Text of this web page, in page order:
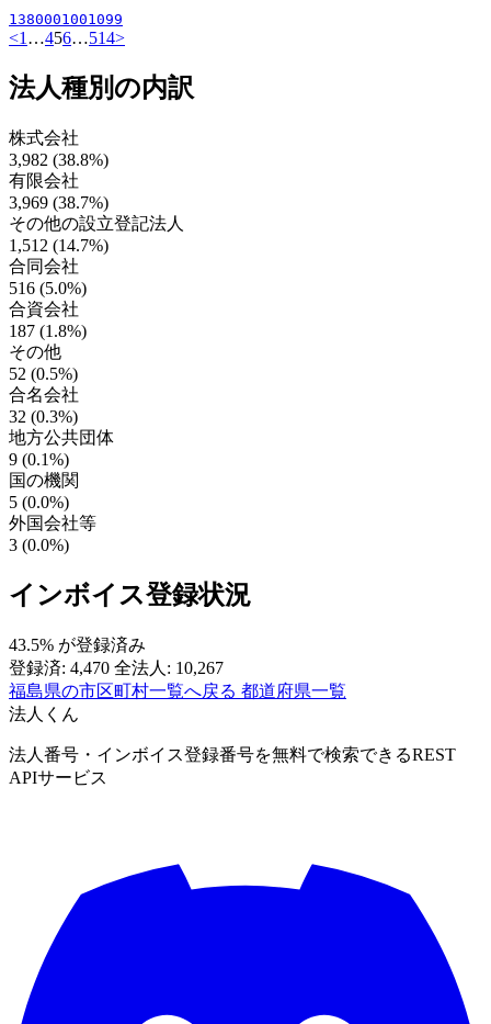
1380001001099
<1 …456…514>
法人種別の内訳
株式会社
3,982 (38.8%)
有限会社
3,969 (38.7%)
その他の設立登記法人
1,512 (14.7%)
合同会社
516 (5.0%)
合資会社
187 (1.8%)
その他
52 (0.5%)
合名会社
32 (0.3%)
地方公共団体
9 (0.1%)
国の機関
5 (0.0%)
外国会社等
3 (0.0%)
インボイス登録状況
43.5% が登録済み
登録済: 4,470 全法人: 10,267
福島県の市区町村一覧へ戻る 都道府県一覧
法人くん
法人番号・インボイス登録番号を無料で検索できるREST
APIサービス